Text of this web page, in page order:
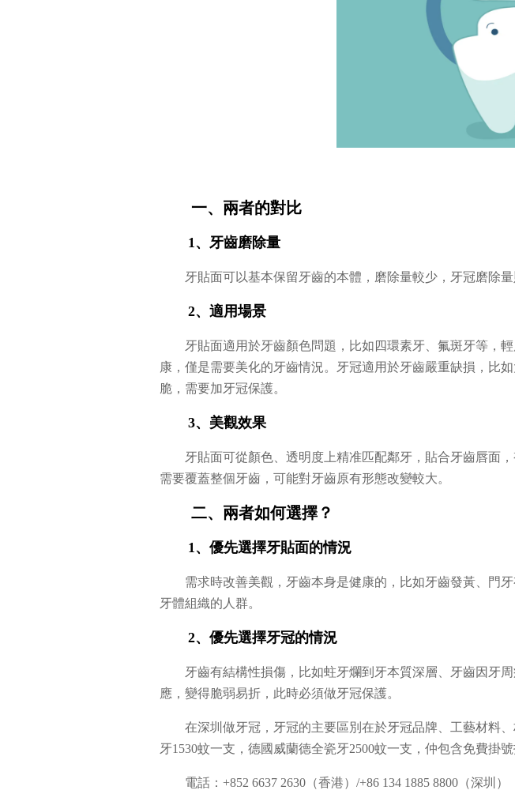
一、兩者的對比
1、牙齒磨除量
牙貼面可以基本保留牙齒的本體，磨除量較少，牙冠磨除量
2、適用場景
牙貼面適用於牙齒顏色問題，比如四環素牙、氟斑牙等，
康，僅是需要美化的牙齒情況。牙冠適用於牙齒嚴重缺損，比
脆，需要加牙冠保護。
3、美觀效果
牙貼面可從顏色、透明度上精准匹配鄰牙，貼合牙齒唇面
需要覆蓋整個牙齒，可能對牙齒原有形態改變較大。
二、兩者如何選擇？
1、優先選擇牙貼面的情況
需求時改善美觀，牙齒本身是健康的，比如牙齒發黃、門
牙體組織的人群。
2、優先選擇牙冠的情況
牙齒有結構性損傷，比如蛀牙爛到牙本質深層、牙齒因牙
應，變得脆弱易折，此時必須做牙冠保護。
在深圳做牙冠，牙冠的主要區別在於牙冠品牌、工藝材料
牙1530蚊一支，德國威蘭德全瓷牙2500蚊一支，仲包含免費掛
電話：+852 6637 2630（香港）/+86 134 1885 8800（深圳）